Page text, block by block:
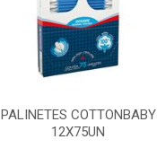
PALINETES COTTONBABY
12X75UN